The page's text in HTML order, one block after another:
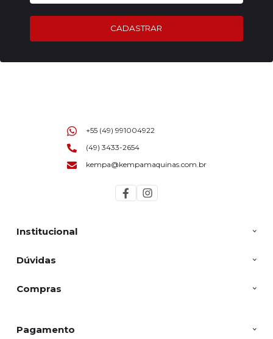
CADASTRAR
Institucional
Dúvidas
Compras
+55 (49) 991004922
(49) 3433-2654
kempa@kempamaquinas.com.br
Pagamento